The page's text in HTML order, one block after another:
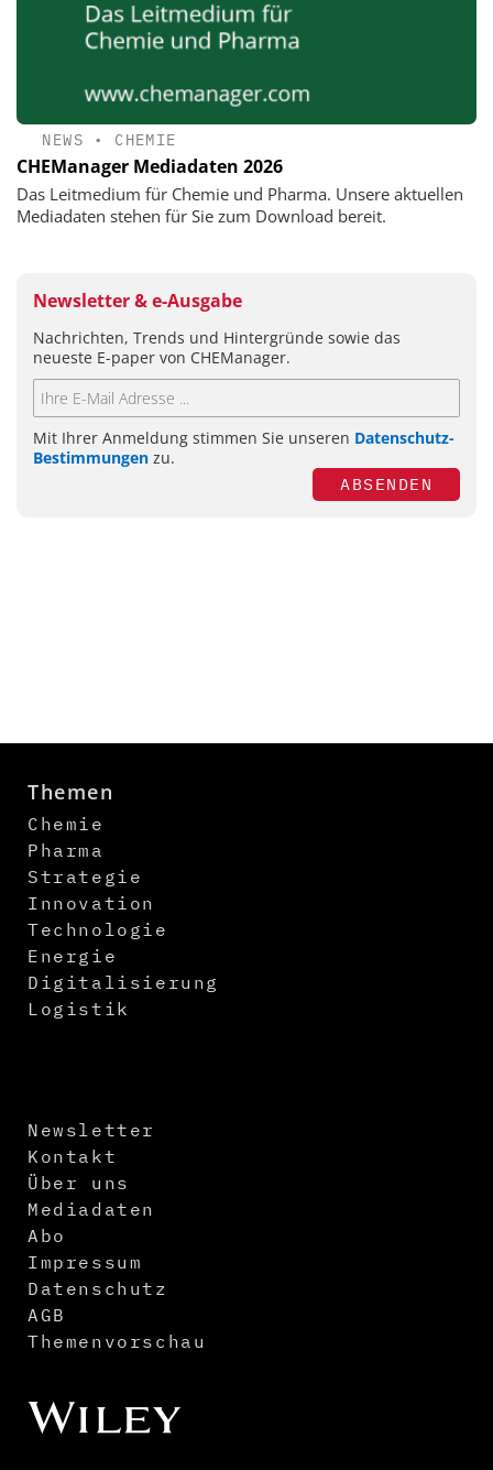
NEWS • CHEMIE
CHEManager Mediadaten 2026
Das Leitmedium für Chemie und Pharma. Unsere aktuellen
Mediadaten stehen für Sie zum Download bereit.
Newsletter & e-Ausgabe
Nachrichten, Trends und Hintergründe sowie das
neueste E-paper von CHEManager.
Mit Ihrer Anmeldung stimmen Sie unseren Datenschutz-
Bestimmungen zu.
ABSENDEN
Themen
Chemie
Pharma
Strategie
Innovation
Technologie
Energie
Digitalisierung
Logistik
Newsletter
Kontakt
Über uns
Mediadaten
Abo
Impressum
Datenschutz
AGB
Themenvorschau